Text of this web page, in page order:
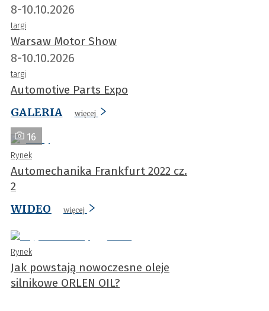
8-10.10.2026
targi
Warsaw Motor Show
8-10.10.2026
targi
Automotive Parts Expo
GALERIA
więcej
16
Rynek
Automechanika Frankfurt 2022 cz.
2
WIDEO
więcej
Rynek
Jak powstają nowoczesne oleje
silnikowe ORLEN OIL?